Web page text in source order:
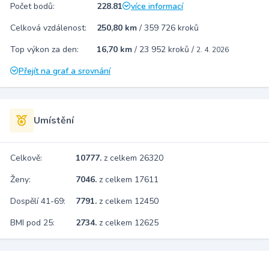
Počet bodů: 228.81
více informací
Celková vzdálenost:
250,80 km / 359 726 kroků
Top výkon za den:
16,70 km / 23 952 kroků / 2. 4. 2026
Přejít na graf a srovnání
Umístění
Celkově: 10777. z celkem 26320
Ženy:
7046. z celkem 17611
Dospělí 41-69:
7791. z celkem 12450
BMI pod 25:
2734. z celkem 12625